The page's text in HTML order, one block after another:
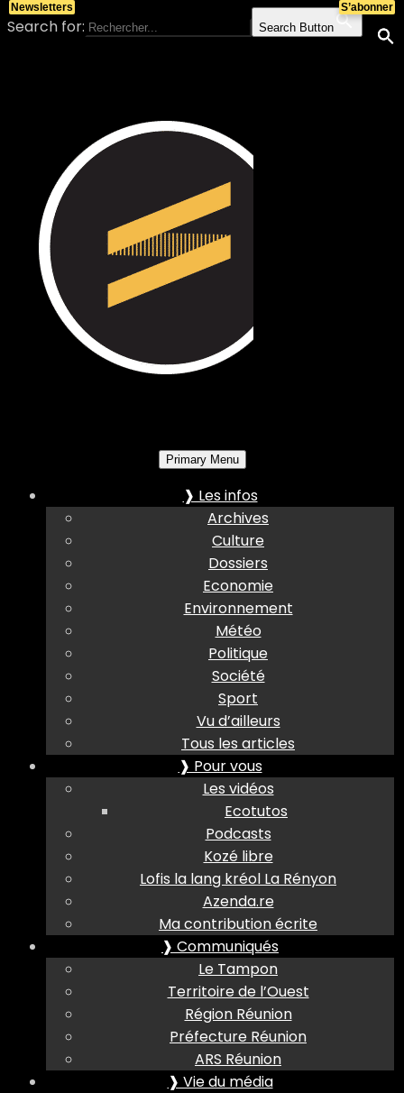
Search for: Search Button
Primary Menu
❱ Les infos
Archives
Culture
Dossiers
Economie
Environnement
Météo
Politique
Société
Sport
Vu d’ailleurs
Tous les articles
❱ Pour vous
Les vidéos
Ecotutos
Podcasts
Kozé libre
Lofis la lang kréol La Rényon
Azenda.re
Ma contribution écrite
❱ Communiqués
Le Tampon
Territoire de l’Ouest
Région Réunion
Préfecture Réunion
ARS Réunion
❱ Vie du média
S’abonner
Newsletters